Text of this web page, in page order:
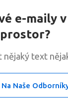
e-maily
prostor?
nějaký text
Naše